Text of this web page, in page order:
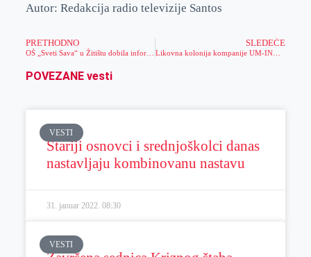
Autor: Redakcija radio televizije Santos
PRETHODNO
OŠ „Sveti Sava“ u Žitištu dobila informatičke kabinete
SLEDEĆE
POVEZANE vesti
VESTI
Stariji osnovci i srednjoškolci danas
nastavljaju kombinovanu nastavu
31. januar 2022. 08:30
VESTI